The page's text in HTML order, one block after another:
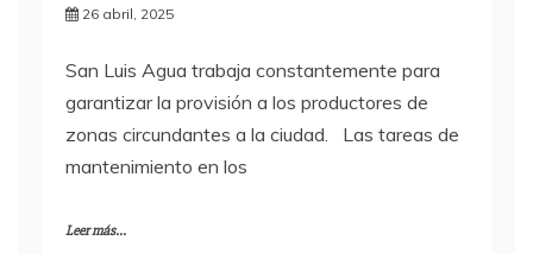
26 abril, 2025
San Luis Agua trabaja constantemente para
garantizar la provisión a los productores de
zonas circundantes a la ciudad. Las tareas de
mantenimiento en los
Leer más...